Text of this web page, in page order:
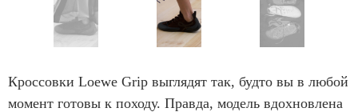
4
t
e
Кроссовки Loewe Grip выглядят так, будто вы в любой
момент готовы к походу. Правда, модель вдохновлена